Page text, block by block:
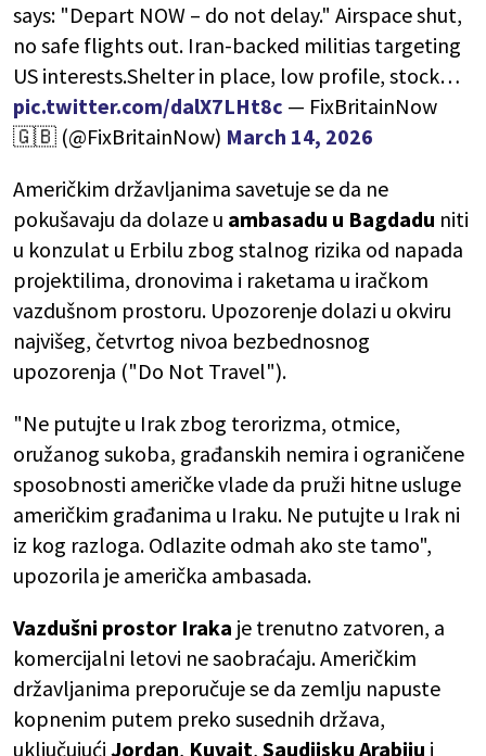
says: "Depart NOW – do not delay." Airspace shut,
no safe flights out. Iran-backed militias targeting
US interests.Shelter in place, low profile, stock…
pic.twitter.com/dalX7LHt8c — FixBritainNow
🇬🇧 (@FixBritainNow) March 14, 2026
Američkim državljanima savetuje se da ne
pokušavaju da dolaze u ambasadu u Bagdadu niti
u konzulat u Erbilu zbog stalnog rizika od napada
projektilima, dronovima i raketama u iračkom
vazdušnom prostoru. Upozorenje dolazi u okviru
najvišeg, četvrtog nivoa bezbednosnog
upozorenja ("Do Not Travel").
"Ne putujte u Irak zbog terorizma, otmice,
oružanog sukoba, građanskih nemira i ograničene
sposobnosti američke vlade da pruži hitne usluge
američkim građanima u Iraku. Ne putujte u Irak ni
iz kog razloga. Odlazite odmah ako ste tamo",
upozorila je američka ambasada.
Vazdušni prostor Iraka je trenutno zatvoren, a
komercijalni letovi ne saobraćaju. Američkim
državljanima preporučuje se da zemlju napuste
kopnenim putem preko susednih država,
uključujući Jordan, Kuvajt, Saudijsku Arabiju i